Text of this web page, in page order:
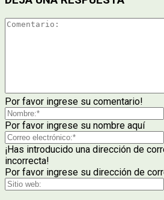
Por favor ingrese su comentario!
Por favor ingrese su nombre aquí
¡Has introducido una dirección de
incorrecta!
Por favor ingrese su dirección de